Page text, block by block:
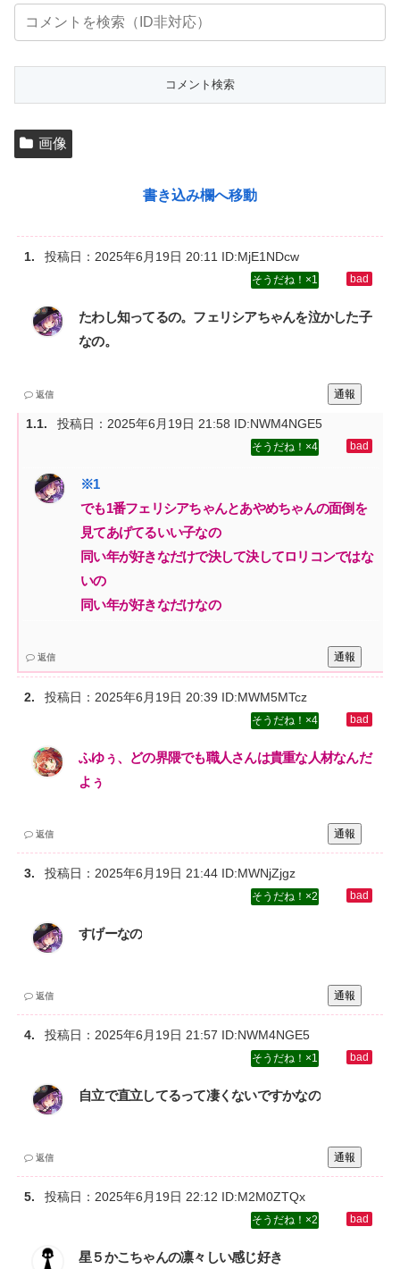
画像
書き込み欄へ移動
投稿日： 2025年6月19日 20:11 ID:MjE1NDcw
1
たわし知ってるの。フェリシアちゃんを泣かした子
なの。
通報
返信
投稿日： 2025年6月19日 21:58 ID:NWM4NGE5
4
でも1番フェリシアちゃんとあやめちゃんの面倒を
見てあげてるいい子なの‌
同い年が好きなだけで決して決してロリコンではな
いの‌
同い年が好きなだけなの
通報
返信
投稿日： 2025年6月19日 20:39 ID:MWM5MTcz
4
ふゆぅ、どの界隈でも職人さんは貴重な人材なんだ
よぅ
通報
返信
投稿日：2025年6月19日 21:44 ID:MWNjZjgz
2
すげーなの
通報
返信
投稿日： 2025年6月19日 21:57 ID:NWM4NGE5
1
自立で直立してるって凄くないですかなの
通報
返信
投稿日： 2025年6月19日 22:12 ID:M2M0ZTQx
2
星５かこちゃんの凛々しい感じ好き‌